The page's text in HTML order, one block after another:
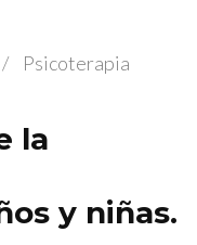
/
Psicoterapia
la
y niñas.